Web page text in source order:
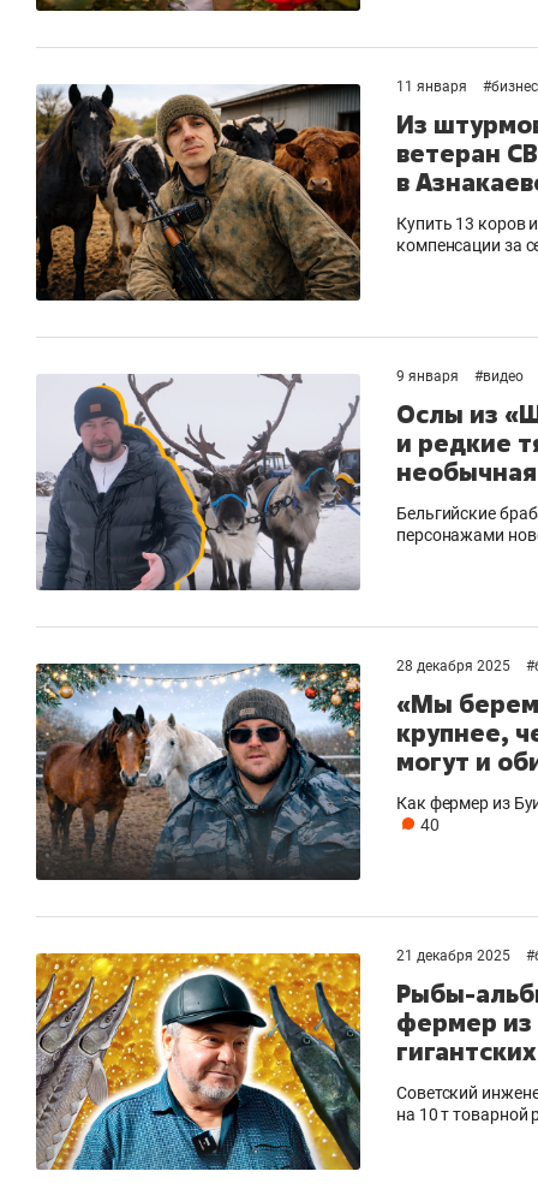
11 января #бизнес
Из
ветеран
в
Купить 13 коров
компенсации за
9 января #видео
Ослы из
и редкие
Бельгийские
персонажами
28 декабря 2025 #
«Мы
крупнее,
могут и
Как фермер из
40
21 декабря 2025 #
Рыбы-
фермер из
Советский
на 10 т товарной